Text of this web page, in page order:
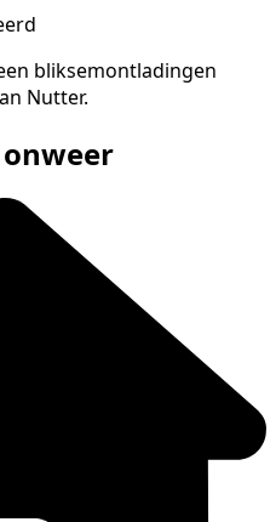
bliksemontladingen
Nutter.